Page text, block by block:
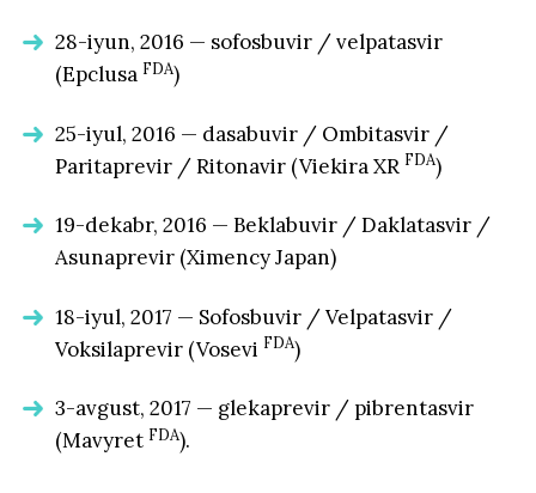
28-iyun, 2016 — sofosbuvir / velpatasvir
(Epclusa FDA)
25-iyul, 2016 — dasabuvir / Ombitasvir /
Paritaprevir / Ritonavir (Viekira XR FDA)
19-dekabr, 2016 — Beklabuvir / Daklatasvir /
Asunaprevir (Ximency Japan)
18-iyul, 2017 — Sofosbuvir / Velpatasvir /
Voksilaprevir (Vosevi FDA)
3-avgust, 2017 — glekaprevir / pibrentasvir
(Mavyret FDA).